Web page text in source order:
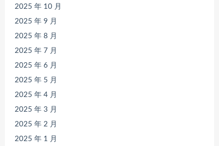
2025 年 10 月
2025 年 9 月
2025 年 8 月
2025 年 7 月
2025 年 6 月
2025 年 5 月
2025 年 4 月
2025 年 3 月
2025 年 2 月
2025 年 1 月